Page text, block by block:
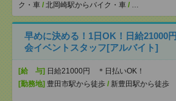
ク・車 / 北岡崎駅からバイク・車 / …
早めに決める！1日OK！日給21000
会イベントスタッフ[アルバイト]
[給 与] 日給21000円 ＊日払いOK！
[勤務地] 豊田市駅から徒歩 / 新豊田駅から徒歩